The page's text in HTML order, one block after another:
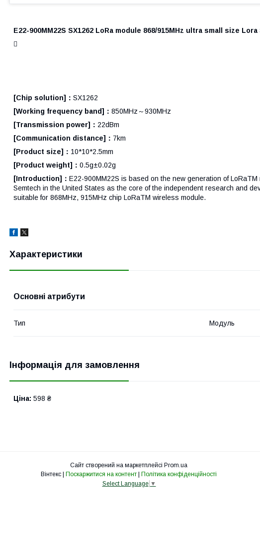
E22-900MM22S SX1262 LoRa module 868/915MHz ultra small size Lora

[Chip solution]： SX1262
[Working frequency band]： 850MHz～930MHz
[Transmission power]： 22dBm
[Communication distance]： 7km
[Product size]： 10*10*2.5mm
[Product weight]： 0.5g±0.02g
[Introduction]： E22-900MM22S is based on the new generation of
Semtech in the United States as the core of the independent research and
suitable for 868MHz, 915MHz chip LoRaTM wireless module.
Характеристики
Основні атрибути
Тип Модуль
Інформація для замовлення
Ціна: 598 ₴
Сайт створений на маркетплейсі Prom.ua
Поскаржитися на контент
Політика конфіденційності
Select Language ▼